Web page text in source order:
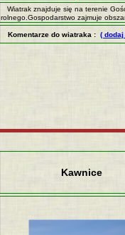
Wiatrak znajduje się na terenie
rolnego.Gospodarstwo zajmuje
Komentarze do wiatraka : (
Kawnice